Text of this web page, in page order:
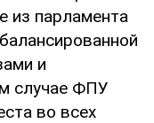
из парламента
и
случае ФПУ
во всех